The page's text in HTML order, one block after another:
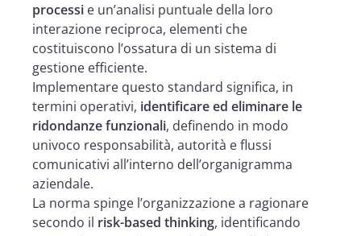
processi e un’analisi puntuale della loro
interazione reciproca, elementi che
costituiscono l’ossatura di un sistema di
gestione efficiente.
Implementare questo standard significa, in
termini operativi, identificare ed eliminare le
ridondanze funzionali, definendo in modo
univoco responsabilità, autorità e flussi
comunicativi all’interno dell’organigramma
aziendale.
La norma spinge l’organizzazione a ragionare
secondo il risk-based thinking, identificando